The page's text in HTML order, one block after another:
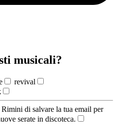
musicali?
revival
di salvare la tua email per
serate in discoteca.